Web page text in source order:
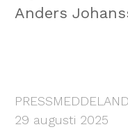
Anders
29 augusti 2025